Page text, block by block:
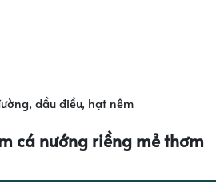
dầu điều, hạt nêm
cá nướng riềng mẻ thơm